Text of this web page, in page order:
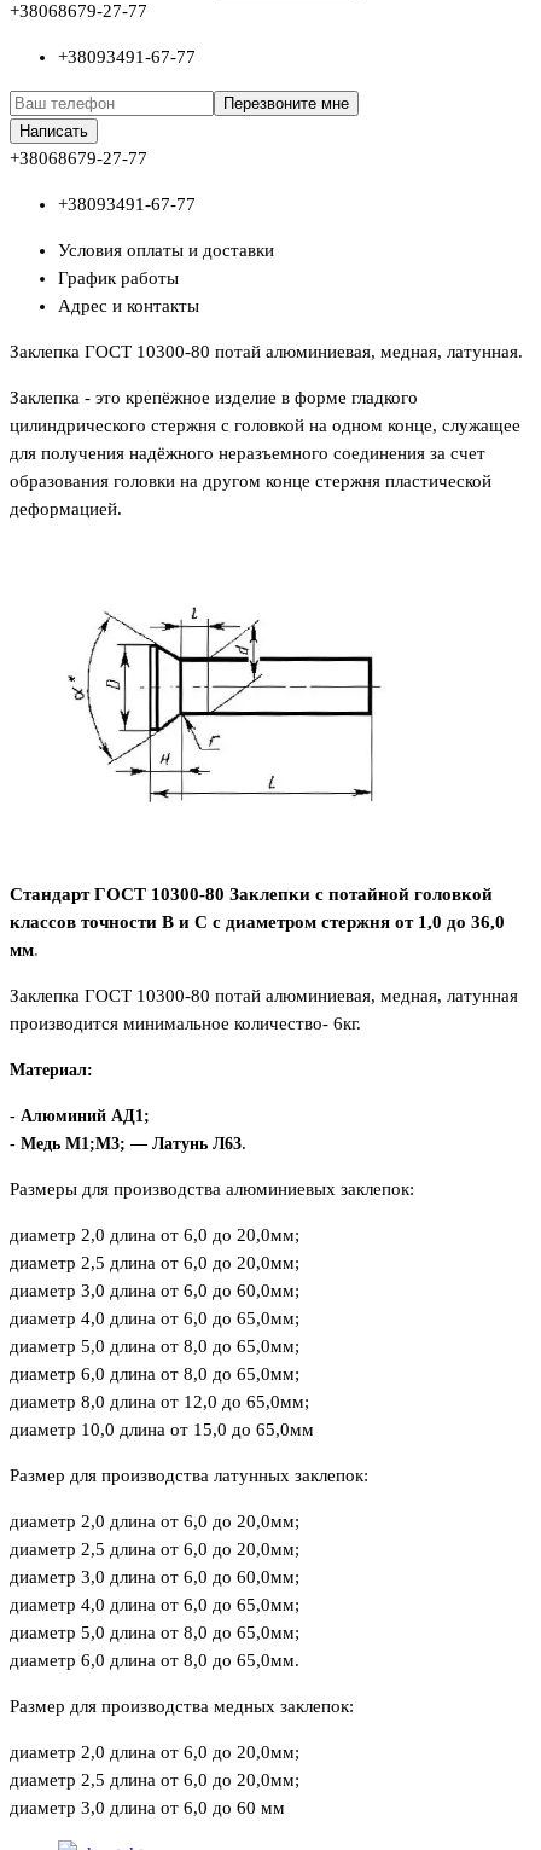
+38068679-27-77
+38093491-67-77
Перезвоните мне
Написать
+38068679-27-77
+38093491-67-77
Условия оплаты и доставки
График работы
Адрес и контакты
Заклепка ГОСТ 10300-80 потай алюминиевая, медная, латунная.
Заклепка - это крепёжное изделие в форме гладкого
цилиндрического стержня с головкой на одном конце, служащее
для получения надёжного неразъемного соединения за счет
образования головки на другом конце стержня пластической
деформацией.
Стандарт ГОСТ 10300-80 Заклепки с потайной головкой
классов точности В и С с диаметром стержня от 1,0 до 36,0
мм.
Заклепка ГОСТ 10300-80 потай алюминиевая, медная, латунная
производится минимальное количество- 6кг.
Материал:
- Алюминий АД1;
- Медь М1;М3; ― Латунь Л63.
Размеры для производства алюминиевых заклепок:
диаметр 2,0 длина от 6,0 до 20,0мм;
диаметр 2,5 длина от 6,0 до 20,0мм;
диаметр 3,0 длина от 6,0 до 60,0мм;
диаметр 4,0 длина от 6,0 до 65,0мм;
диаметр 5,0 длина от 8,0 до 65,0мм;
диаметр 6,0 длина от 8,0 до 65,0мм;
диаметр 8,0 длина от 12,0 до 65,0мм;
диаметр 10,0 длина от 15,0 до 65,0мм
Размер для производства латунных заклепок:
диаметр 2,0 длина от 6,0 до 20,0мм;
диаметр 2,5 длина от 6,0 до 20,0мм;
диаметр 3,0 длина от 6,0 до 60,0мм;
диаметр 4,0 длина от 6,0 до 65,0мм;
диаметр 5,0 длина от 8,0 до 65,0мм;
диаметр 6,0 длина от 8,0 до 65,0мм.
Размер для производства медных заклепок:
диаметр 2,0 длина от 6,0 до 20,0мм;
диаметр 2,5 длина от 6,0 до 20,0мм;
диаметр 3,0 длина от 6,0 до 60 мм